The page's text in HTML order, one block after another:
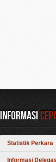
Informasi
Statistik Perkara
Informasi